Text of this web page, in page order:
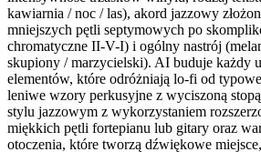
kawiarnia / noc / las), akord jazzowy
mniejszych pętli septymowych po
chromatyczne II-V-I) i ogólny nastrój
skupiony / marzycielski). AI buduje każdy
elementów, które odróżniają lo-fi od
leniwe wzory perkusyjne z wyciszoną
stylu jazzowym z wykorzystaniem
miękkich pętli fortepianu lub gitary oraz
otoczenia, które tworzą dźwiękowe